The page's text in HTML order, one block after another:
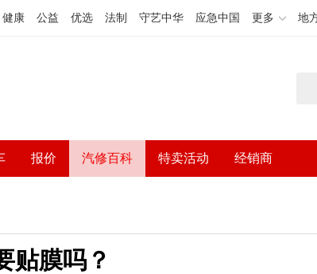
健康 公益 优选 法制 守艺中华 应急中国 更多 地
报价 汽修百科 特卖活动 经销商
贴膜吗？